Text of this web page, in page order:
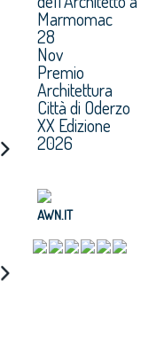
Marmomac
28
Nov
Premio
Architettura
Città di Oderzo
XX Edizione
2026
AWN.IT